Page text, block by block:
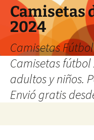
Camisetas
2024
Camisetas
Camisetas
adultos y niños.
Envió gratis